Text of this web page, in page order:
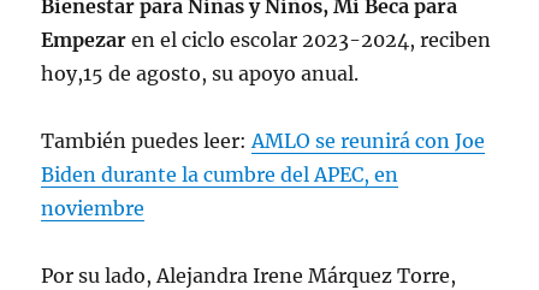
Bienestar para Niñas y Niños, Mi Beca para
Empezar en el ciclo escolar 2023-2024, reciben
hoy,15 de agosto, su apoyo anual.
También puedes leer:AMLO se reunirá con Joe
Biden durante la cumbre del APEC, en
noviembre
Por su lado, Alejandra Irene Márquez Torre,